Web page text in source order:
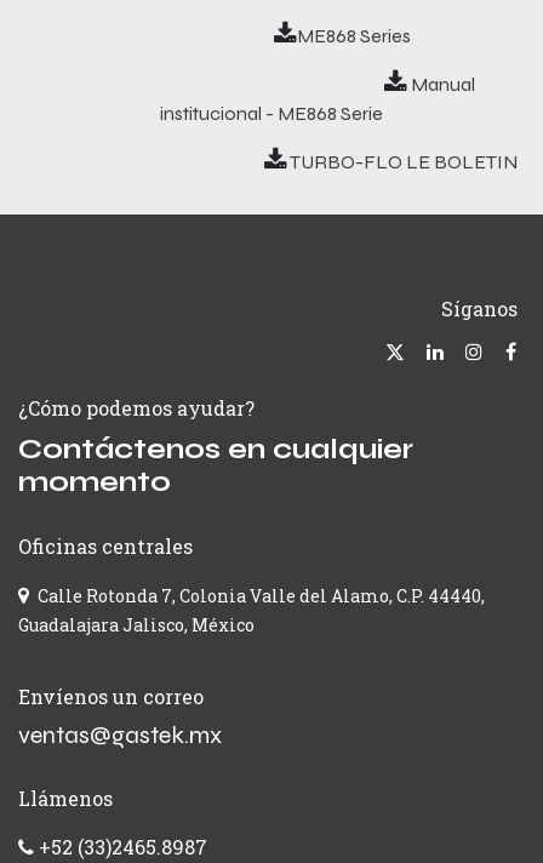
ME868 Series
Manual
institucional - ME868 Serie
​ TURBO-FLO LE BOLETIN
Síganos
¿Cómo podemos ayudar?
Contáctenos en cualquier
momento
Oficinas centrales
Calle Rotonda 7, Colonia Valle del Alamo, C.P. 44440,
Guadalajara Jalisco, México
Envíenos un correo
ventas@gastek.mx
Llámenos
+52 (33)2465.8987